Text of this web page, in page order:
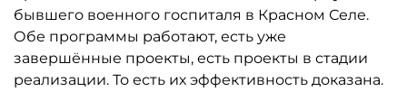
бывшего военного госпиталя в Красном Селе.
Обе программы работают, есть уже
завершённые проекты, есть проекты в стадии
реализации. То есть их эффективность доказана.